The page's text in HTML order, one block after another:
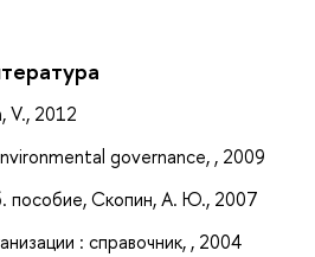
V., 2012
governance, , 2009
пособие, Скопин, А. Ю., 2007
: справочник, , 2004